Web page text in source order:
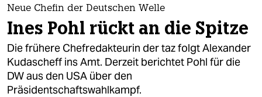
themen
politik
öko
gesellschaft
Neue Chefin der Deutschen Welle
Ines Pohl rückt an die Spitze
Die frühere Chefredakteurin der taz folgt Alexander
Kudascheff ins Amt. Derzeit berichtet Pohl für die
DW aus den USA über den
Präsidentschaftswahlkampf.